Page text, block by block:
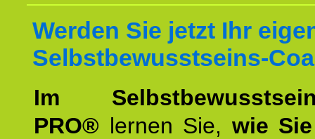
Werden Sie jetzt Ihr
Selbstbewusstseins-
Im
PRO® lernen Sie, wie